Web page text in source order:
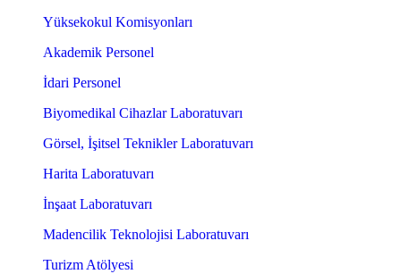
Yüksekokul Komisyonları
Akademik Personel
İdari Personel
Biyomedikal Cihazlar Laboratuvarı
Görsel, İşitsel Teknikler Laboratuvarı
Harita Laboratuvarı
İnşaat Laboratuvarı
Madencilik Teknolojisi Laboratuvarı
Turizm Atölyesi